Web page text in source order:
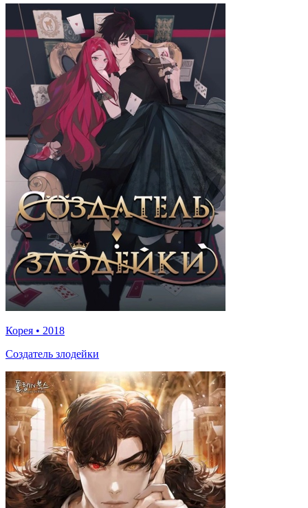
Корея • 2018
Создатель злодейки